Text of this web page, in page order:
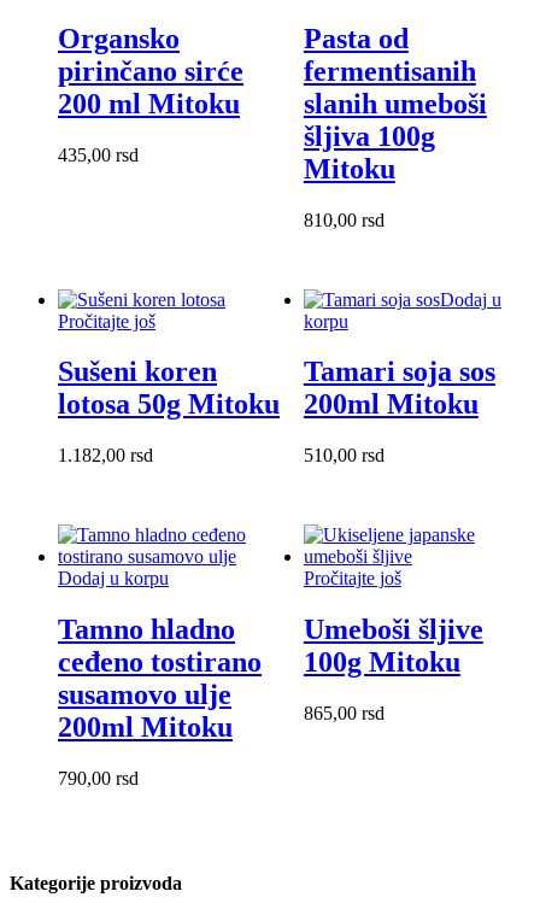
Organsko
pirinčano sirće
200 ml Mitoku
435,00 rsd
Pasta od
fermentisanih
slanih umeboši
šljiva 100g
Mitoku
810,00 rsd
Pročitajte još
Sušeni koren
lotosa 50g Mitoku
1.182,00 rsd
Dodaj u
korpu
Tamari soja sos
200ml Mitoku
510,00 rsd
Dodaj u korpu
Tamno hladno
ceđeno tostirano
susamovo ulje
200ml Mitoku
790,00 rsd
Pročitajte još
Umeboši šljive
100g Mitoku
865,00 rsd
Kategorije proizvoda